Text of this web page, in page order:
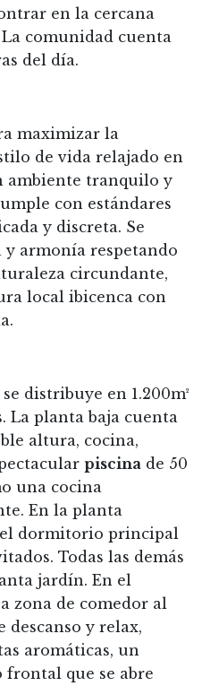
en la cercana
La comunidad cuenta
del día.
maximizar la
de vida relajado en
ambiente tranquilo y
con estándares
y discreta. Se
y armonía respetando
circundante,
local ibicenca con
distribuye en 1.200m²
La planta baja cuenta
altura, cocina,
piscina de 50
una cocina
En la planta
dormitorio principal
Todas las demás
jardín. En el
zona de comedor al
descanso y relax,
aromáticas, un
que se abre